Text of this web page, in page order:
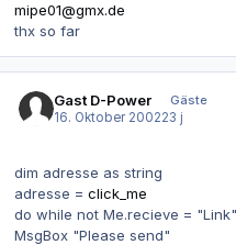
mipe01@gmx.de
thx so far
Gast D-Power
Gäste
16. Oktober 200223 j
dim adresse as string
adresse = click_me
do while not Me.recieve = "Link"
MsgBox "Please send"